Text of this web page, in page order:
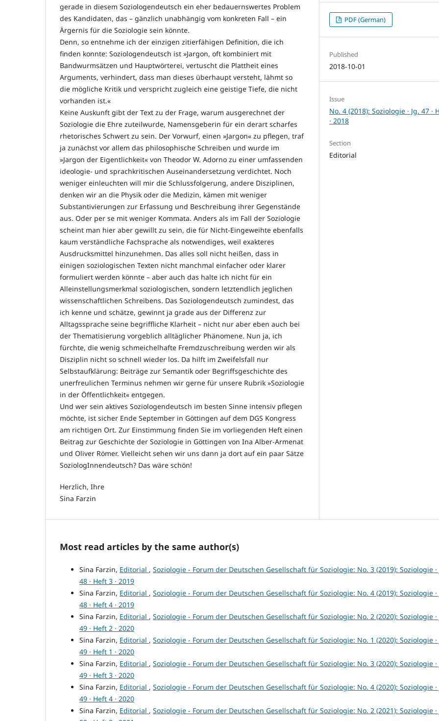
gerade in diesem Soziologendeutsch ein eher bedauernswertes Problem
des Kandidaten, das – gänzlich unabhängig vom konkreten Fall – ein
Ärgernis für die Soziologie sein könnte.
Denn, so entnehme ich der einzigen zitierfähigen Definition, die ich
finden konnte: Soziologendeutsch ist »Jargon, oft kombiniert mit
Bandwurmsätzen und Hauptwörterei, vertuscht die Plattheit eines
Arguments, verhindert, dass man dieses überhaupt versteht, lähmt so
die mögliche Kritik und verspricht zugleich eine geistige Tiefe, die nicht
vorhanden ist.«
Keine Auskunft gibt der Text zu der Frage, warum ausgerechnet der
Soziologie die Ehre zuteilwurde, Namensgeberin für ein derart scharfes
rhetorisches Schwert zu sein. Der Vorwurf, einen »Jargon« zu pflegen, traf
ja zunächst vor allem das philosophische Schreiben und wurde im
»Jargon der Eigentlichkeit« von Theodor W. Adorno zu einer umfassenden
ideologie- und sprachkritischen Auseinandersetzung verdichtet. Noch
weniger einleuchten will mir die Schlussfolgerung, andere Disziplinen,
denken wir an die Physik oder die Medizin, kämen mit weniger
Substantivierungen zur Erfassung und Beschreibung ihrer Gegenstände
aus. Oder per se mit weniger Kommata. Anders als im Fall der Soziologie
scheint man hier aber gewillt zu sein, die für Nicht-Eingeweihte ebenfalls
kaum verständliche Fachsprache als notwendiges, weil exakteres
Ausdrucksmittel hinzunehmen. Das alles soll nicht heißen, dass in
einigen soziologischen Texten nicht manchmal einfacher oder klarer
formuliert werden könnte – aber auch das halte ich nicht für ein
Alleinstellungsmerkmal soziologischen, sondern letztendlich jeglichen
wissenschaftlichen Schreibens. Das Soziologendeutsch zumindest, das
ich kenne und schätze, gewinnt ja grade aus der Differenz zur
Alltagssprache seine begriffliche Klarheit – nicht nur aber eben auch bei
der Thematisierung vorgeblich alltäglicher Phänomene. Nun ja, ich
fürchte, die wenig schmeichelhafte Fremdzuschreibung werden wir als
Disziplin nicht so schnell wieder los. Da hilft im Zweifelsfall nur
Selbstaufklärung: Beiträge zur Semantik oder Begriffsgeschichte des
unerfreulichen Terminus nehmen wir gerne für unsere Rubrik »Soziologie
in der Öffentlichkeit« entgegen.
Und wer sein aktives Soziologendeutsch im besten Sinne intensiv pflegen
möchte, ist sicher Ende September in Göttingen auf dem DGS Kongress
am richtigen Ort. Zur Einstimmung finden Sie im vorliegenden Heft einen
Beitrag zur Geschichte der Soziologie in Göttingen von Ina Alber-Armenat
und Oliver Römer. Vielleicht sehen wir uns dann ja dort auf ein paar Sätze
SoziologInnendeutsch? Das wäre schön!
Herzlich, Ihre
Sina Farzin
PDF (German)
Published
2018-10-01
Issue
No. 4 (2018): Soziologie · Jg. 47 ·
· 2018
Section
Editorial
Most read articles by the same author(s)
Sina Farzin, Editorial , Soziologie - Forum der Deutschen Gesellschaft für Soziologie: No. 3 (2019): Soziologie ·
48 · Heft 3 · 2019
Sina Farzin, Editorial , Soziologie - Forum der Deutschen Gesellschaft für Soziologie: No. 4 (2019): Soziologie ·
48 · Heft 4 · 2019
Sina Farzin, Editorial , Soziologie - Forum der Deutschen Gesellschaft für Soziologie: No. 2 (2020): Soziologie ·
49 · Heft 2 · 2020
Sina Farzin, Editorial , Soziologie - Forum der Deutschen Gesellschaft für Soziologie: No. 1 (2020): Soziologie ·
49 · Heft 1 · 2020
Sina Farzin, Editorial , Soziologie - Forum der Deutschen Gesellschaft für Soziologie: No. 3 (2020): Soziologie ·
49 · Heft 3 · 2020
Sina Farzin, Editorial , Soziologie - Forum der Deutschen Gesellschaft für Soziologie: No. 4 (2020): Soziologie ·
49 · Heft 4 · 2020
Sina Farzin, Editorial , Soziologie - Forum der Deutschen Gesellschaft für Soziologie: No. 2 (2021): Soziologie ·